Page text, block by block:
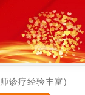
诊疗经验丰富)